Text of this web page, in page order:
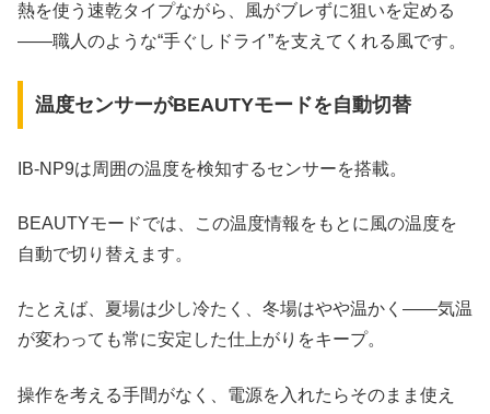
熱を使う速乾タイプながら、風がブレずに狙いを定める
――職人のような“手ぐしドライ”を支えてくれる風です。
温度センサーがBEAUTYモードを自動切替
IB-NP9は周囲の温度を検知するセンサーを搭載。
BEAUTYモードでは、この温度情報をもとに風の温度を
自動で切り替えます。
たとえば、夏場は少し冷たく、冬場はやや温かく――気温
が変わっても常に安定した仕上がりをキープ。
操作を考える手間がなく、電源を入れたらそのまま使え